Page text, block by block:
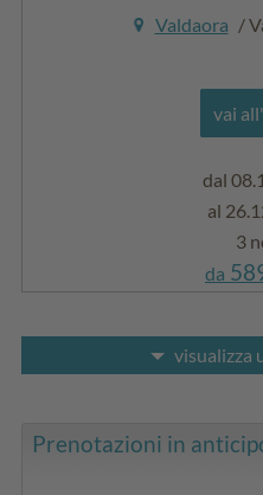
Valdaora /
vai
dal
al
3
da
visualizza
Prenotazioni in